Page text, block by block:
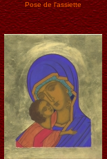
Pose de l'assiette